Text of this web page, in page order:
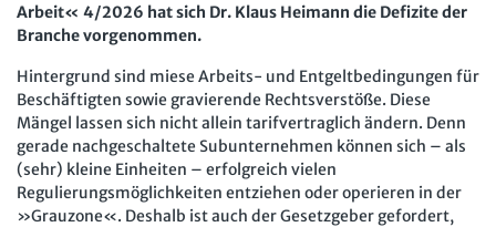
Arbeit« 4/2026 hat sich Dr. Klaus Heimann die Defizite der
Branche vorgenommen.
Hintergrund sind miese Arbeits- und Entgeltbedingungen für
Beschäftigten sowie gravierende Rechtsverstöße. Diese
Mängel lassen sich nicht allein tarifvertraglich ändern. Denn
gerade nachgeschaltete Subunternehmen können sich – als
(sehr) kleine Einheiten – erfolgreich vielen
Regulierungsmöglichkeiten entziehen oder operieren in der
»Grauzone«. Deshalb ist auch der Gesetzgeber gefordert,